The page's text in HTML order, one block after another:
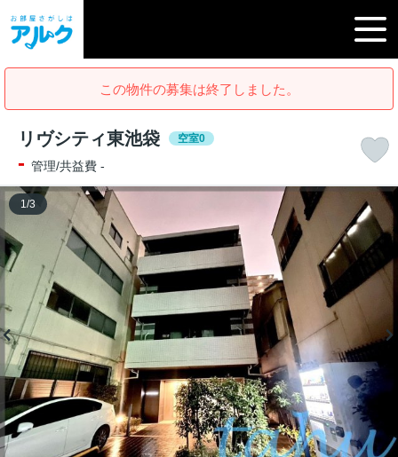
この物件の募集は終了しました。
リヴシティ東池袋 空室0
- 管理/共益費 -
1 /3